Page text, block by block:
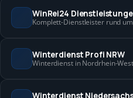
WinRei24
Komplett-Dienstleister rund
Winterdienst Profi NRW
Winterdienst in Nordrhein-
Winterdienst